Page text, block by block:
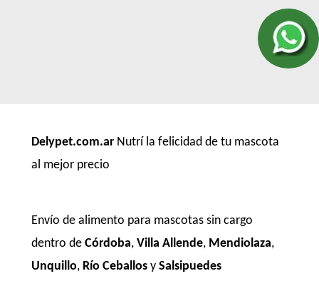
Delypet.com.ar Nutrí la felicidad de tu mascota
al mejor precio
Envío de alimento para mascotas sin cargo
dentro de Córdoba, Villa Allende, Mendiolaza,
Unquillo, Río Ceballos y Salsipuedes